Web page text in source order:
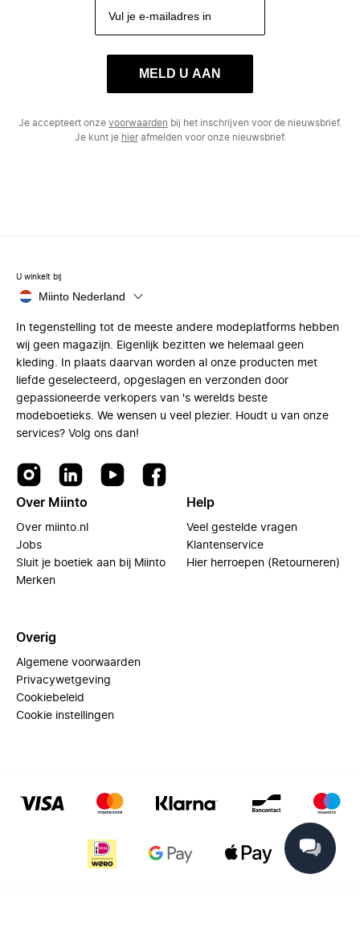
MELD U AAN
Je accepteert onze voorwaarden bij het inschrijven voor de nieuwsbrief.
Je kunt je hierafmelden voor onze nieuwsbrief.
U winkelt bij
Miinto Nederland
In tegenstelling tot de meeste andere modeplatforms hebben
wij geen magazijn. Eigenlijk bezitten we helemaal geen
kleding. In plaats daarvan worden al onze producten met
liefde geselecteerd, opgeslagen en verzonden door
gepassioneerde verkopers van 's werelds beste
modeboetieks. We wensen u veel plezier. Houdt u van onze
services? Volg ons dan!
Over Miinto
Over miinto.nl
Jobs
Sluit je boetiek aan bij Miinto
Merken
Help
Veel gestelde vragen
Klantenservice
Hier herroepen (Retourneren)
Overig
Algemene voorwaarden
Privacywetgeving
Cookiebeleid
Cookie instellingen